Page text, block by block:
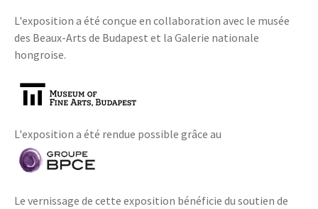
L'exposition a été conçue en collaboration avec le musée
des Beaux-Arts de Budapest et la Galerie nationale
hongroise.
L'exposition a été rendue possible grâce au
Le vernissage de cette exposition bénéficie du soutien de